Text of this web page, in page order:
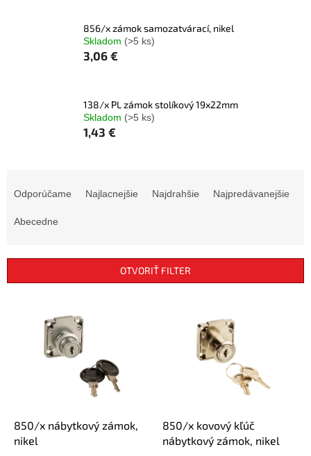
856/x zámok samozatvárací, nikel
Skladom (>5 ks)
3,06 €
138/x PL zámok stolíkový 19x22mm
Skladom (>5 ks)
1,43 €
p
Odporúčame Najlacnejšie Najdrahšie Najpredávanejšie
Abecedne
OTVORIŤ FILTER
850/x nábytkový zámok,
nikel
850/x kovový kľúč
nábytkový zámok, nikel